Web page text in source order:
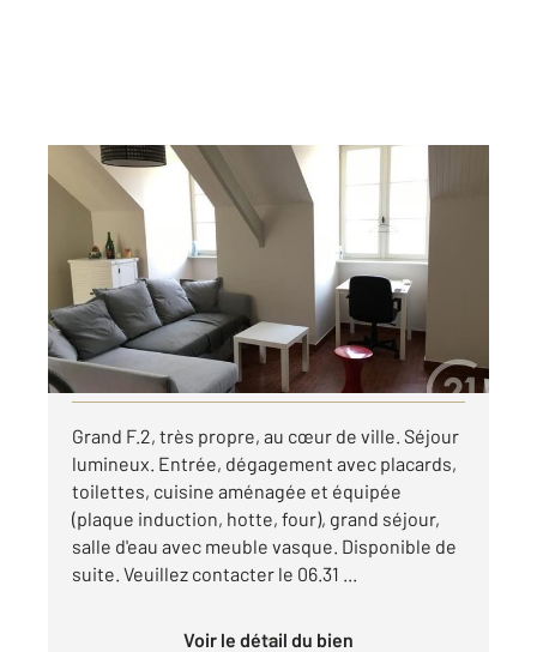
ALENCON 61
59 m
, 2 pièces
Ref : 3650
Appartement F2 à louer
495 €
par mois charges comprises
Visiter le site dédié
Grand F.2, très propre, au cœur de ville. Séjour
lumineux. Entrée, dégagement avec placards,
toilettes, cuisine aménagée et équipée
(plaque induction, hotte, four), grand séjour,
salle d'eau avec meuble vasque. Disponible de
suite. Veuillez contacter le 06.31 ...
Voir le détail du bien